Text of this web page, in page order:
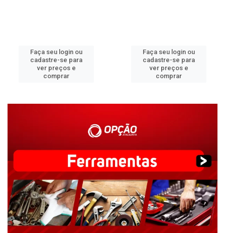
Faça seu login ou
cadastre-se para
ver preços e
comprar
Faça seu login ou
cadastre-se para
ver preços e
comprar